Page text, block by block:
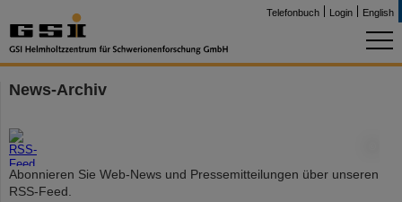
Telefonbuch Login English
News-Archiv
Abonnieren Sie Web-News und Pressemitteilungen über unseren
RSS-Feed.